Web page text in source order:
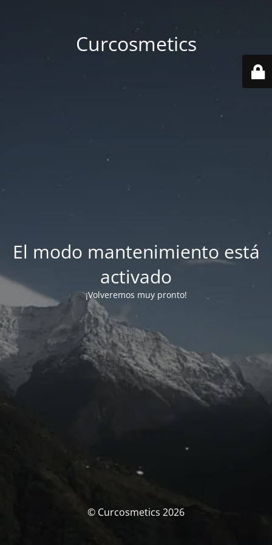
Curcosmetics
El modo mantenimiento está
activado
¡Volveremos muy pronto!
© Curcosmetics 2026